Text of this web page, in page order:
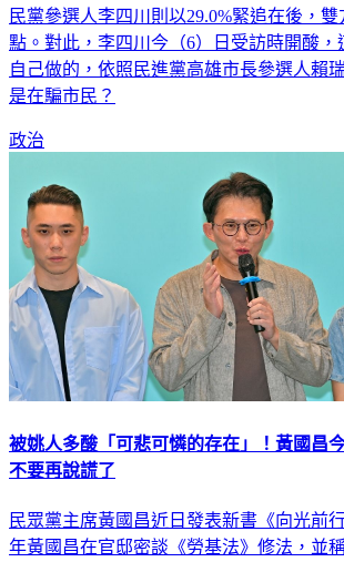
調，結果顯示民進黨參選人蘇巧慧獲得
民黨參選人李四川則以29.0%緊追在後，雙
點。對此，李四川今（6）日受訪時開酸
自己做的，依照民進黨高雄市長參選人賴
被姚人多酸「可悲可憐的存在」！黃國昌
民眾黨主席黃國昌近日發表新書《向光前